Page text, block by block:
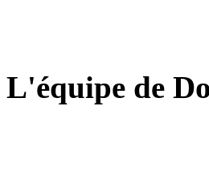
L'équipe de